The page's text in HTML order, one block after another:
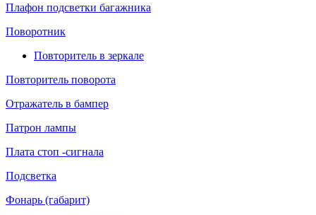
Плафон подсветки багажника
Поворотник
Повторитель в зеркале
Повторитель поворота
Отражатель в бампер
Патрон лампы
Плата стоп -сигнала
Подсветка
Фонарь (габарит)